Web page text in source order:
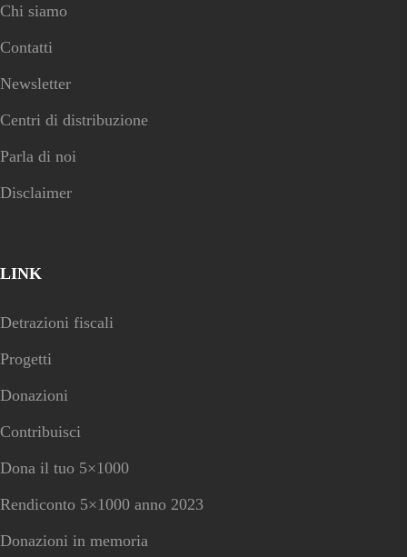
Chi siamo
Contatti
Newsletter
Centri di distribuzione
Parla di noi
Disclaimer
LINK
Detrazioni fiscali
Progetti
Donazioni
Contribuisci
Dona il tuo 5×1000
Rendiconto 5×1000 anno 2023
Donazioni in memoria